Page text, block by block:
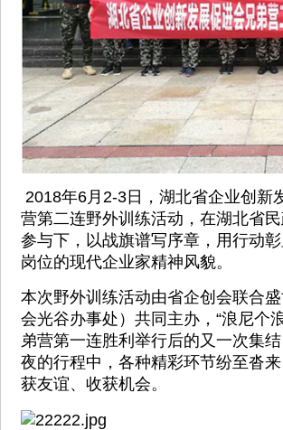
2018年6月2-3日，湖北省企业创新
营第二连野外训练活动，在湖北省
参与下，以战旗谱写序章，用行动
岗位的现代企业家精神风貌。
本次野外训练活动由省企创会联合
会光谷办事处）共同主办，“浪尼个
弟营第一连胜利举行后的又一次集
夜的行程中，各种精彩环节纷至沓
获友谊、收获机会。